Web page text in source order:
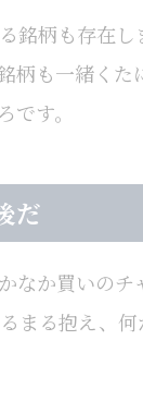
銘柄も存在
柄も一緒くた
す。
だ
なか買いのチ
まる抱え、